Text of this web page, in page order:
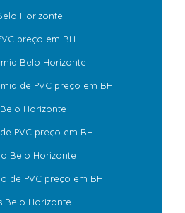
Horizonte
preço em BH
Belo Horizonte
de PVC preço em BH
Horizonte
PVC preço em BH
Belo Horizonte
de PVC preço em BH
Belo Horizonte